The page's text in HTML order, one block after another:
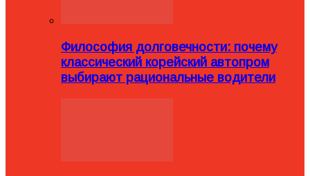
Философия долговечности: почему
классический корейский автопром
выбирают рациональные водители